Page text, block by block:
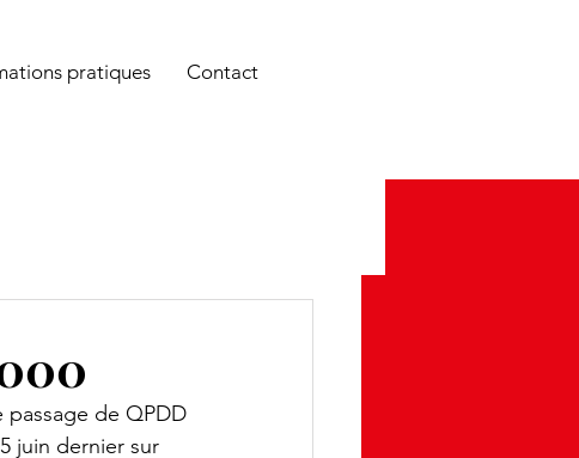
pratiques Contact
de QPDD
juin dernier sur